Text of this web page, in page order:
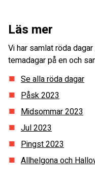
Läs mer
Vi har samlat röda
temadagar på en och
Se alla röda dagar
Påsk2023
Midsommar2023
Jul2023
Pingst2023
Allhelgona och